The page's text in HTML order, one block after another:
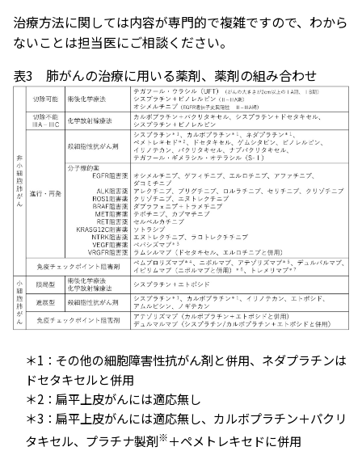
治療方法に関しては内容が専門的で複雑ですので、わから
ないことは担当医にご相談ください。
表3 肺がんの治療に用いる薬剤、薬剤の組み合わせ
＊1：その他の細胞障害性抗がん剤と併用、ネダプラチンは
ドセタキセルと併用
＊2：扁平上皮がんには適応無し
＊3：扁平上皮がんには適応無し、カルボプラチン＋パクリ
タキセル、プラチナ製剤※＋ペメトレキセドに併用